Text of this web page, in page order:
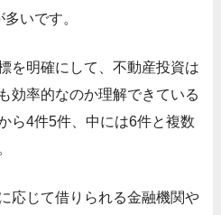
いです。
を明確にして、不動産投資は
効率的なのか理解できている
ら4件5件、中には6件と複数
応じて借りられる金融機関や